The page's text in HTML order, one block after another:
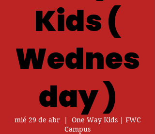
Kids (
Wednes
day )
mié 29 de abr
  |
One Way Kids | FWC
Campus